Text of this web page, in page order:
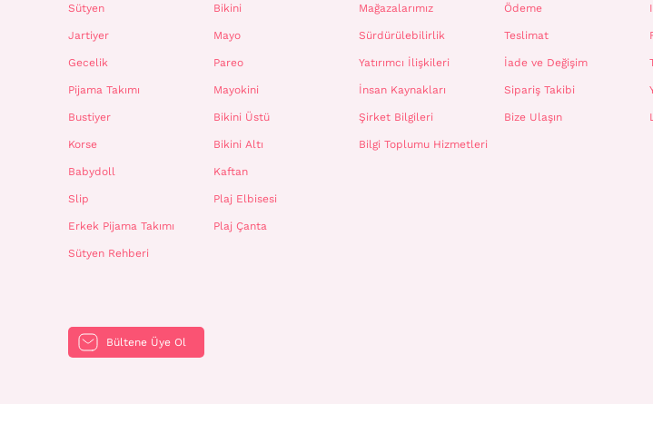
Sütyen
Jartiyer
Gecelik
Pijama Takımı
Bustiyer
Korse
Babydoll
Slip
Erkek Pijama Takımı
Sütyen Rehberi
Bikini
Mayo
Pareo
Mayokini
Bikini Üstü
Bikini Altı
Kaftan
Plaj Elbisesi
Plaj Çanta
Mağazalarımız
Sürdürülebilirlik
Yatırımcı İlişkileri
İnsan Kaynakları
Şirket Bilgileri
Bilgi Toplumu Hizmetleri
Ödeme
Teslimat
İade ve Değişim
Sipariş Takibi
Bize Ulaşın
Bültene Üye Ol